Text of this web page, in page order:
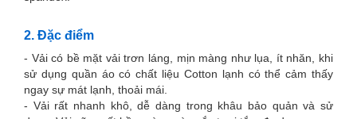
2. Đặc điểm
- Vải có bề mặt vải trơn láng, mịn màng như lụa, ít nhăn, khi
sử dụng quần áo có chất liệu Cotton lạnh có thể cảm thấy
ngay sự mát lạnh, thoải mái.
- Vải rất nhanh khô, dễ dàng trong khâu bảo quản và sử